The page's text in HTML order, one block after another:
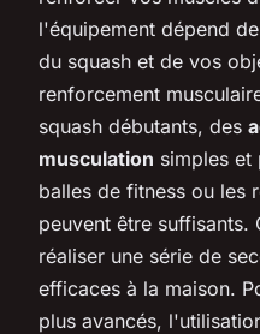
l'équipement dépend
du squash et de vos
renforcement
squash débutants, des
musculation simples et
balles de fitness ou les
peuvent être suffisants.
réaliser une série de
efficaces à la maison.
plus avancés,